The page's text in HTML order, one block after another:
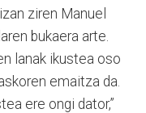
ziren Manuel
bukaera arte.
lanak ikustea oso
emaitza da.
ere ongi dator,”